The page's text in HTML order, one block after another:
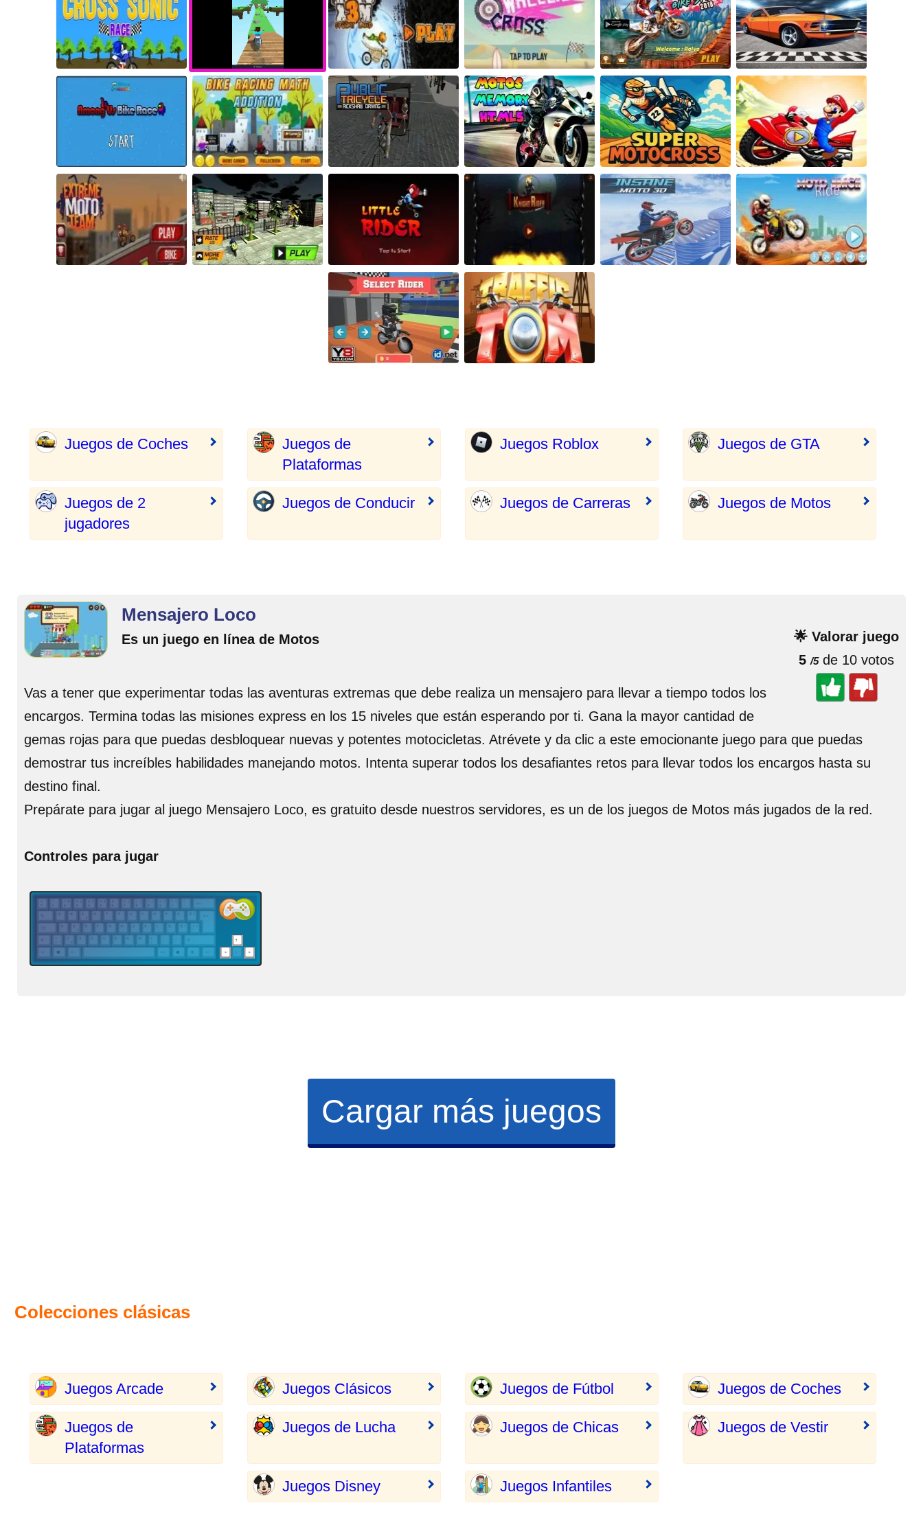
Juegos de Coches
Juegos de
Plataformas
Juegos Roblox Juegos de GTA
Juegos de 2
jugadores
Juegos de Conducir Juegos de Carreras Juegos de Motos
🌟 Valorar juego
5 /5de 10 votos
Mensajero Loco
Es un juego en línea de Motos
Vas a tener que experimentar todas las aventuras extremas que debe realiza un mensajero para llevar a tiempo todos los
encargos. Termina todas las misiones express en los 15 niveles que están esperando por ti. Gana la mayor cantidad de
gemas rojas para que puedas desbloquear nuevas y potentes motocicletas. Atrévete y da clic a este emocionante juego para que puedas
demostrar tus increíbles habilidades manejando motos. Intenta superar todos los desafiantes retos para llevar todos los encargos hasta su
destino final.
Prepárate para jugar al juego Mensajero Loco, es gratuito desde nuestros servidores, es un de los juegos de Motos más jugados de la red.
Controles para jugar
Cargar más juegos
Colecciones clásicas
Juegos Arcade Juegos Clásicos Juegos de Fútbol Juegos de Coches
Juegos de
Plataformas
Juegos de Lucha Juegos de Chicas Juegos de Vestir
Juegos Disney Juegos Infantiles